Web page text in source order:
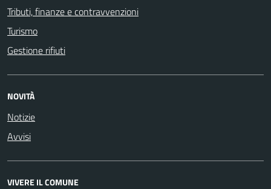
Tributi, finanze e contravvenzioni
Turismo
Gestione rifiuti
NOVITÀ
Notizie
Avvisi
VIVERE IL COMUNE